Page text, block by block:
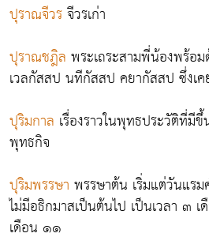
ปุราณจีวรจีวรเก่า
ปุราณชฎิล พระเถระสามพี่น้องพร้อ
เวลกัสสป นทีกัสสป คยากัสสป ซึ่งเ
ปุริมกาล เรื่องราวในพุทธประวัติที่มี
พุทธกิจ
ปุริมพรรษา พรรษาต้น เริ่มแต่วันแร
ไม่มีอธิกมาสเป็นต้นไป เป็นเวลา ๓
เดือน ๑๑